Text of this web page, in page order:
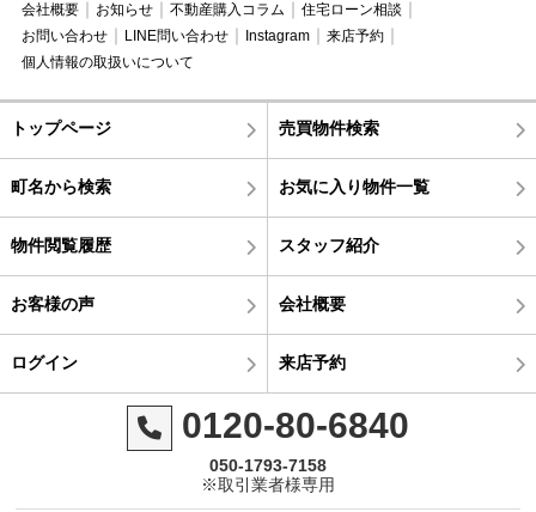
会社概要
お知らせ 不動産購入コラム
住宅ローン相談
お問い合わせ
LINE問い合わせ Instagram
来店予約
個人情報の取扱いについて
トップページ 売買物件検索
町名から検索 お気に入り物件一覧
物件閲覧履歴 スタッフ紹介
お客様の声 会社概要
ログイン 来店予約
0120-80-6840
050-1793-7158
※取引業者様専用